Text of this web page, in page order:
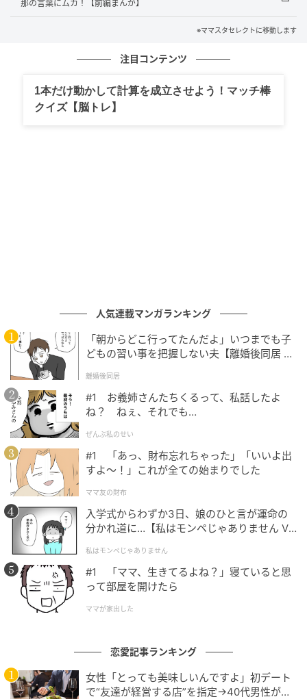
出典：select.mamastar.jp
那の言葉にムカ！【前編まんが】
※ママスタセレクトに移動します
注目コンテンツ
1本だけ動かして計算を成立させよう！マッチ棒
クイズ【脳トレ】
人気連載マンガランキング
「朝からどこ行ってたんだよ」いつまでも子
どもの習い事を把握しない夫【離婚後同居 Vo
離婚後同居
#1 お義姉さんたちくるって、私話したよ
ね？ ねぇ、それでも…
ぜんぶ私のせい
#1 「あっ、財布忘れちゃった」「いいよ出
すよ〜！」これが全ての始まりでした
ママ友の財布
入学式からわずか3日、娘のひと言が運命の
分かれ道に…【私はモンペじゃありません Vo
私はモンペじゃありません
#1 「ママ、生きてるよね？」寝ていると思
って部屋を開けたら
ママが家出した
恋愛記事ランキング
女性「とっても美味しいんですよ」初デート
で“友達が経営する店”を指定→40代男性が向